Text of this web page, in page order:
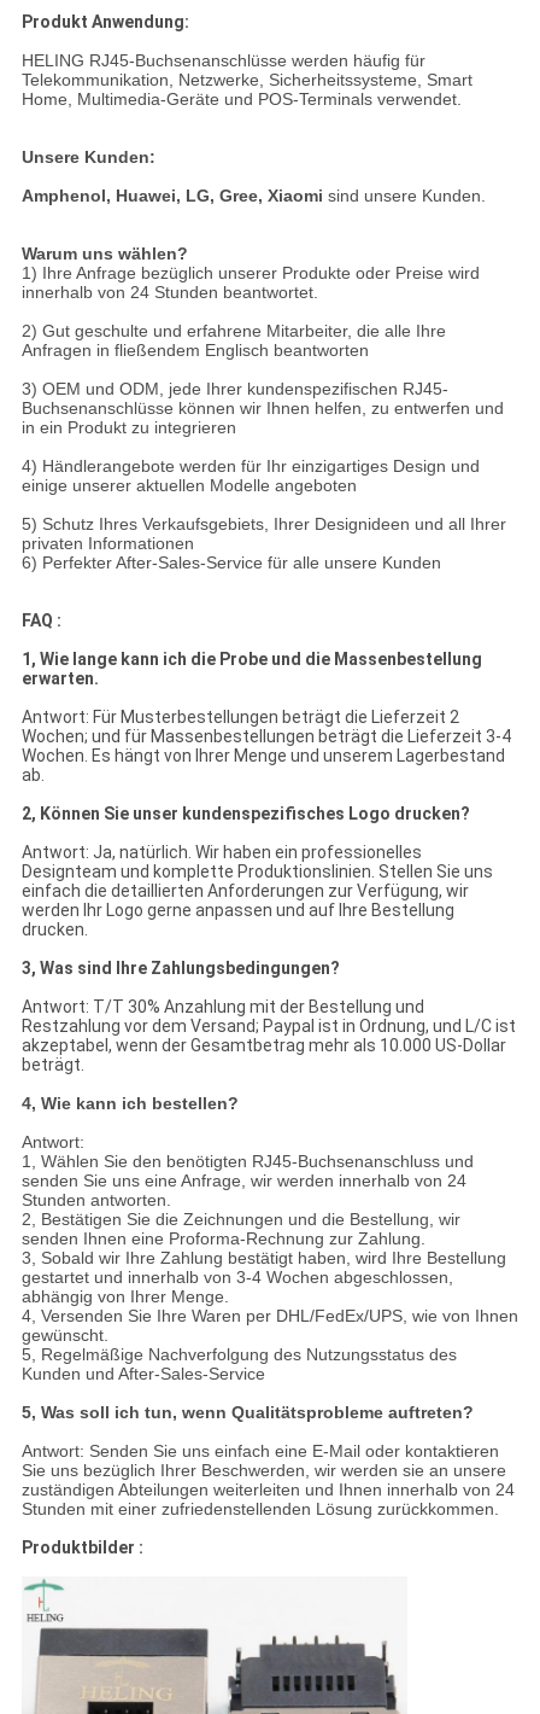
Produkt Anwendung:
HELING RJ45-Buchsenanschlüsse werden häufig für
Telekommunikation, Netzwerke, Sicherheitssysteme, Smart
Home, Multimedia-Geräte und POS-Terminals verwendet.
Unsere Kunden:
Amphenol, Huawei, LG, Gree, Xiaomi sind unsere Kunden.
Warum uns wählen?
1) Ihre Anfrage bezüglich unserer Produkte oder Preise wird
innerhalb von 24 Stunden beantwortet.
2) Gut geschulte und erfahrene Mitarbeiter, die alle Ihre
Anfragen in fließendem Englisch beantworten
3) OEM und ODM, jede Ihrer kundenspezifischen RJ45-
Buchsenanschlüsse können wir Ihnen helfen, zu entwerfen und
in ein Produkt zu integrieren
4) Händlerangebote werden für Ihr einzigartiges Design und
einige unserer aktuellen Modelle angeboten
5) Schutz Ihres Verkaufsgebiets, Ihrer Designideen und all Ihrer
privaten Informationen
6) Perfekter After-Sales-Service für alle unsere Kunden
FAQ :
1, Wie lange kann ich die Probe und die Massenbestellung
erwarten.
Antwort: Für Musterbestellungen beträgt die Lieferzeit 2
Wochen; und für Massenbestellungen beträgt die Lieferzeit 3-4
Wochen. Es hängt von Ihrer Menge und unserem Lagerbestand
ab.
2, Können Sie unser kundenspezifisches Logo drucken?
Antwort: Ja, natürlich. Wir haben ein professionelles
Designteam und komplette Produktionslinien. Stellen Sie uns
einfach die detaillierten Anforderungen zur Verfügung, wir
werden Ihr Logo gerne anpassen und auf Ihre Bestellung
drucken.
3, Was sind Ihre Zahlungsbedingungen?
Antwort: T/T 30% Anzahlung mit der Bestellung und
Restzahlung vor dem Versand; Paypal ist in Ordnung, und L/C ist
akzeptabel, wenn der Gesamtbetrag mehr als 10.000 US-Dollar
beträgt.
4, Wie kann ich bestellen?
Antwort:
1, Wählen Sie den benötigten RJ45-Buchsenanschluss und
senden Sie uns eine Anfrage, wir werden innerhalb von 24
Stunden antworten.
2, Bestätigen Sie die Zeichnungen und die Bestellung, wir
senden Ihnen eine Proforma-Rechnung zur Zahlung.
3, Sobald wir Ihre Zahlung bestätigt haben, wird Ihre Bestellung
gestartet und innerhalb von 3-4 Wochen abgeschlossen,
abhängig von Ihrer Menge.
4, Versenden Sie Ihre Waren per DHL/FedEx/UPS, wie von Ihnen
gewünscht.
5, Regelmäßige Nachverfolgung des Nutzungsstatus des
Kunden und After-Sales-Service
5, Was soll ich tun, wenn Qualitätsprobleme auftreten?
Antwort: Senden Sie uns einfach eine E-Mail oder kontaktieren
Sie uns bezüglich Ihrer Beschwerden, wir werden sie an unsere
zuständigen Abteilungen weiterleiten und Ihnen innerhalb von 24
Stunden mit einer zufriedenstellenden Lösung zurückkommen.
Produktbilder :